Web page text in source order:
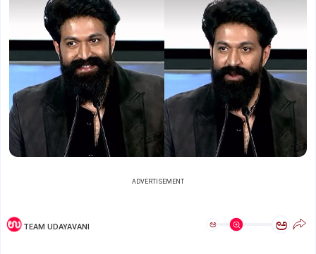
ADVERTISEMENT
TEAM UDAYAVANI ಅ ಅ